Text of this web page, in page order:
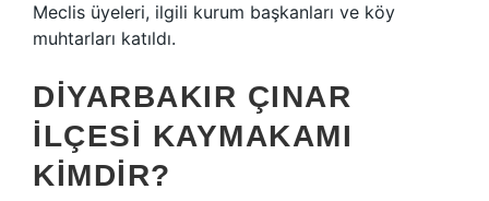
Meclis üyeleri, ilgili kurum başkanları ve köy
muhtarları katıldı.
DIYARBAKIR ÇINAR
ILÇESI KAYMAKAMI
KIMDIR?